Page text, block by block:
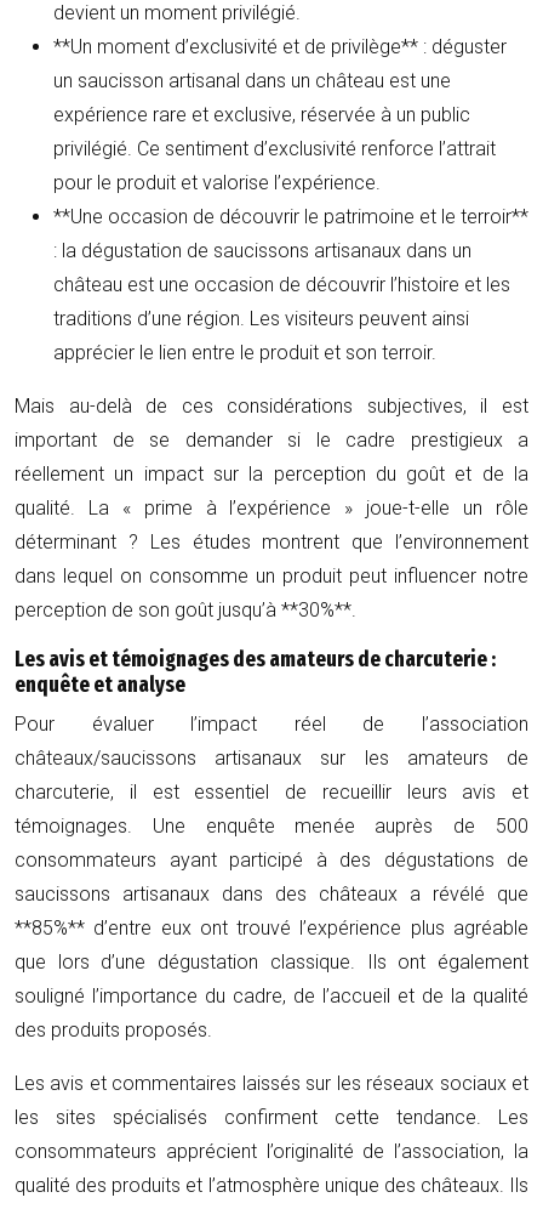
devient un moment privilégié.
**Un moment d’exclusivité et de privilège** : déguster
un saucisson artisanal dans un château est une
expérience rare et exclusive, réservée à un public
privilégié. Ce sentiment d’exclusivité renforce l’attrait
pour le produit et valorise l’expérience.
**Une occasion de découvrir le patrimoine et le terroir**
: la dégustation de saucissons artisanaux dans un
château est une occasion de découvrir l’histoire et les
traditions d’une région. Les visiteurs peuvent ainsi
apprécier le lien entre le produit et son terroir.
Mais au-delà de ces considérations subjectives, il est
important de se demander si le cadre prestigieux a
réellement un impact sur la perception du goût et de la
qualité. La « prime à l’expérience » joue-t-elle un rôle
déterminant ? Les études montrent que l’environnement
dans lequel on consomme un produit peut influencer notre
perception de son goût jusqu’à **30%**.
Les avis et témoignages des amateurs de charcuterie :
enquête et analyse
Pour évaluer l’impact réel de l’association
châteaux/saucissons artisanaux sur les amateurs de
charcuterie, il est essentiel de recueillir leurs avis et
témoignages. Une enquête menée auprès de 500
consommateurs ayant participé à des dégustations de
saucissons artisanaux dans des châteaux a révélé que
**85%** d’entre eux ont trouvé l’expérience plus agréable
que lors d’une dégustation classique. Ils ont également
souligné l’importance du cadre, de l’accueil et de la qualité
des produits proposés.
Les avis et commentaires laissés sur les réseaux sociaux et
les sites spécialisés confirment cette tendance. Les
consommateurs apprécient l’originalité de l’association, la
qualité des produits et l’atmosphère unique des châteaux. Ils